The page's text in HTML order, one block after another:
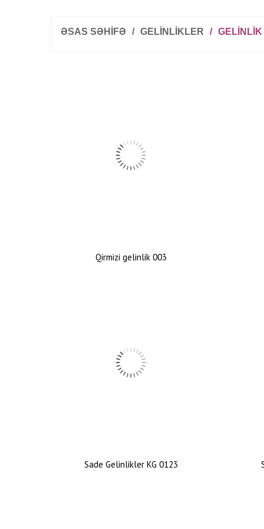
ƏSAS SƏHİFƏ / GELINLIKLER / GELINLIK
Qirmizi gelinlik 003
Sade Gelinlikler KG 0123